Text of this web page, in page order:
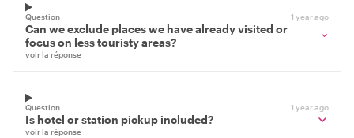
Question 1 year ago
Can we exclude places we have already visited or
focus on less touristy areas?
voir la réponse
Question 1 year ago
Is hotel or station pickup included?
voir la réponse